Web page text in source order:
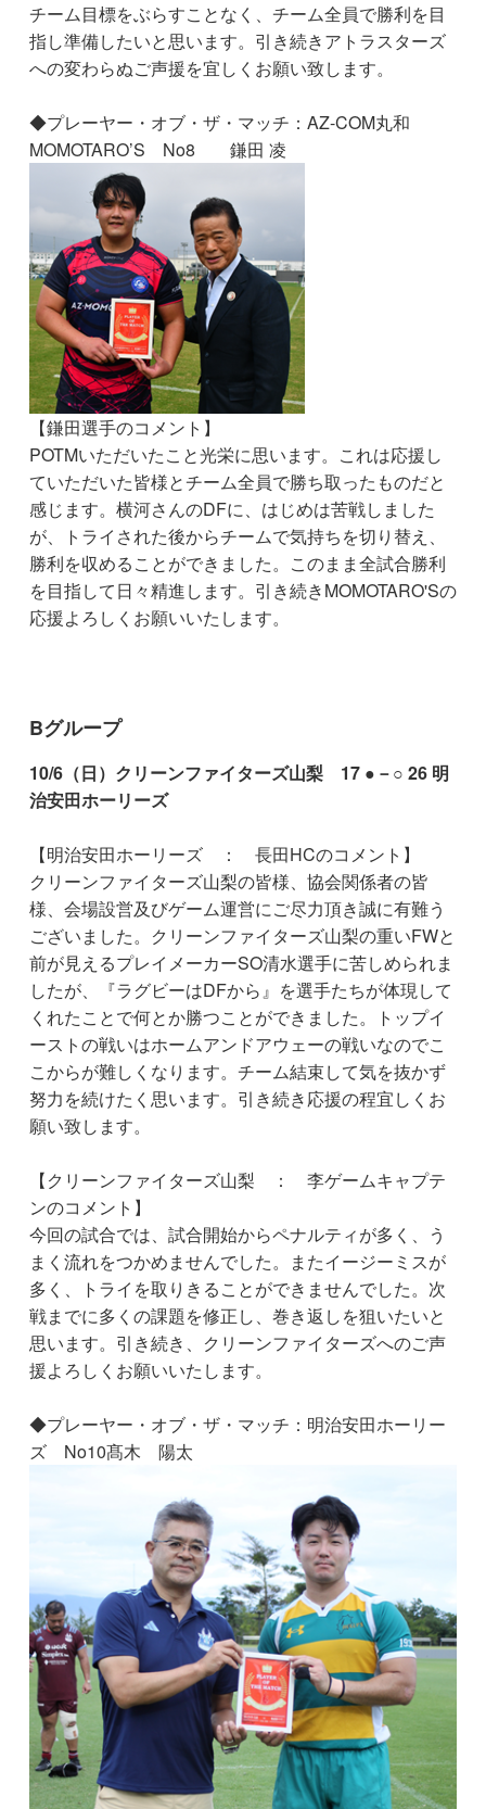
チーム目標をぶらすことなく、チーム全員で勝利を目
指し準備したいと思います。引き続きアトラスターズ
への変わらぬご声援を宜しくお願い致します。
◆プレーヤー・オブ・ザ・マッチ：AZ-COM丸和
MOMOTARO’S No8 鎌田 凌
【鎌田選手のコメント】
POTMいただいたこと光栄に思います。これは応援し
ていただいた皆様とチーム全員で勝ち取ったものだと
感じます。横河さんのDFに、はじめは苦戦しました
が、トライされた後からチームで気持ちを切り替え、
勝利を収めることができました。このまま全試合勝利
を目指して日々精進します。引き続きMOMOTARO'Sの
応援よろしくお願いいたします。
Bグループ
10/6（日）クリーンファイターズ山梨 17 ●－○ 26 明
治安田ホーリーズ
【明治安田ホーリーズ ： 長田HCのコメント】
クリーンファイターズ山梨の皆様、協会関係者の皆
様、会場設営及びゲーム運営にご尽力頂き誠に有難う
ございました。クリーンファイターズ山梨の重いFWと
前が見えるプレイメーカーSO清水選手に苦しめられま
したが、『ラグビーはDFから』を選手たちが体現して
くれたことで何とか勝つことができました。トップイ
ーストの戦いはホームアンドアウェーの戦いなのでこ
こからが難しくなります。チーム結束して気を抜かず
努力を続けたく思います。引き続き応援の程宜しくお
願い致します。
【クリーンファイターズ山梨 ： 李ゲームキャプテ
ンのコメント】
今回の試合では、試合開始からペナルティが多く、う
まく流れをつかめませんでした。またイージーミスが
多く、トライを取りきることができませんでした。次
戦までに多くの課題を修正し、巻き返しを狙いたいと
思います。引き続き、クリーンファイターズへのご声
援よろしくお願いいたします。
◆プレーヤー・オブ・ザ・マッチ：明治安田ホーリー
ズ No10髙木 陽太